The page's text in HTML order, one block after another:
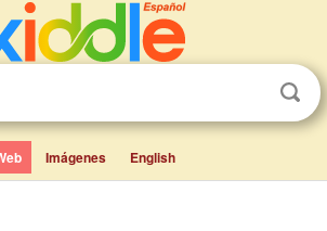
Imágenes English